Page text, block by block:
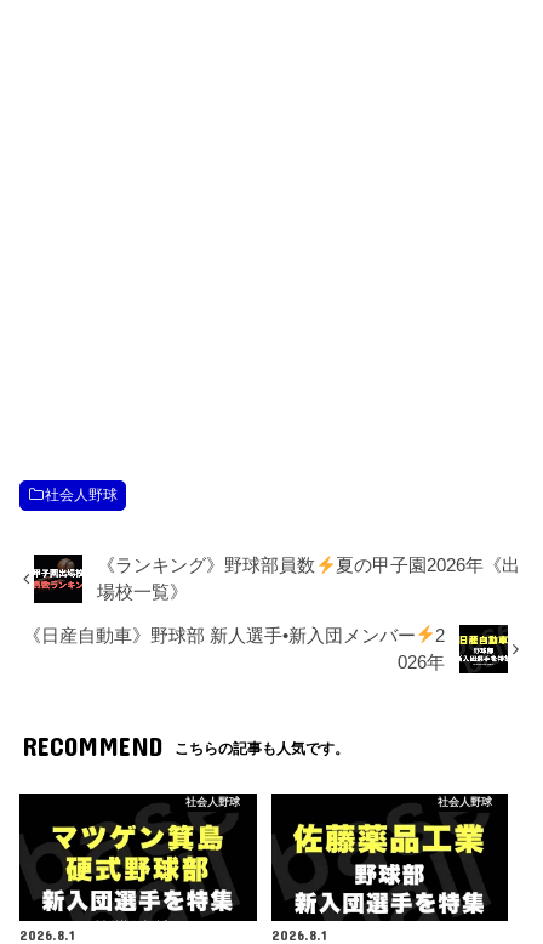
社会人野球
《ランキング》野球部員数
夏の甲子園2026年《出
場校一覧》
《日産自動車》野球部 新人選手•新入団メンバー
2
026年
RECOMMEND こちらの記事も人気です。
社会人野球
2026.8.1
社会人野球
2026.8.1